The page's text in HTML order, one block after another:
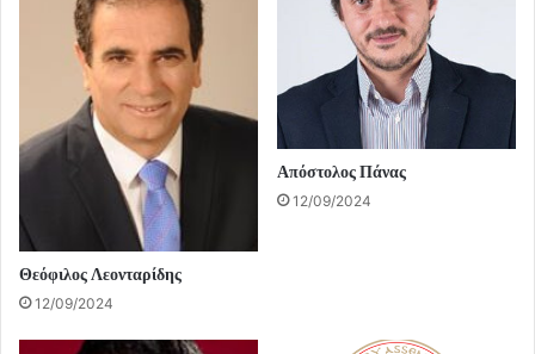
Θεόφιλος Λεονταρίδης
12/09/2024
Απόστολος Πάνας
12/09/2024